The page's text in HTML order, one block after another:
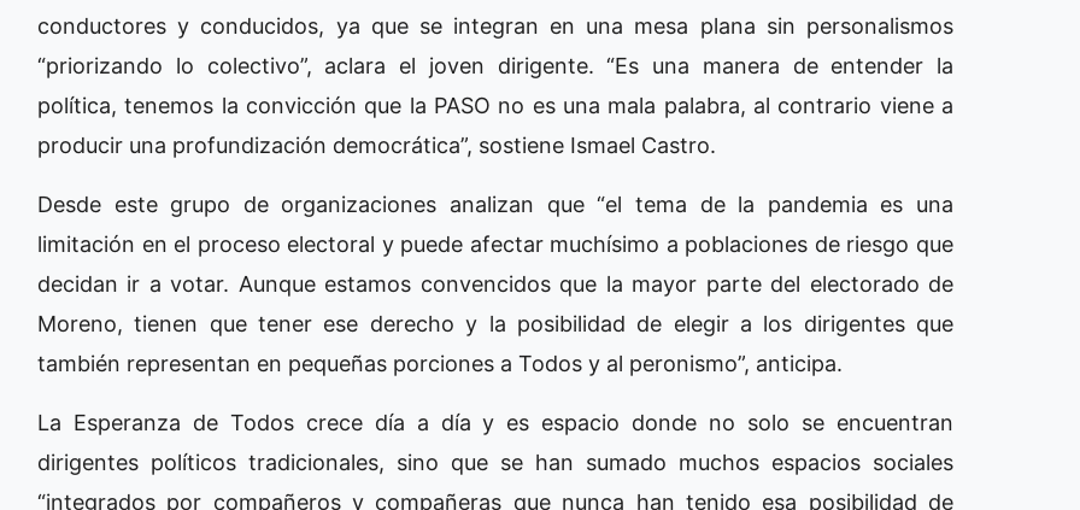
conductores y conducidos, ya que se integran en una mesa plana sin personalismos
“priorizando lo colectivo”, aclara el joven dirigente. “Es una manera de entender la
política, tenemos la convicción que la PASO no es una mala palabra, al contrario viene a
producir una profundización democrática”, sostiene Ismael Castro.
Desde este grupo de organizaciones analizan que “el tema de la pandemia es una
limitación en el proceso electoral y puede afectar muchísimo a poblaciones de riesgo que
decidan ir a votar. Aunque estamos convencidos que la mayor parte del electorado de
Moreno, tienen que tener ese derecho y la posibilidad de elegir a los dirigentes que
también representan en pequeñas porciones a Todos y al peronismo”, anticipa.
La Esperanza de Todos crece día a día y es espacio donde no solo se encuentran
dirigentes políticos tradicionales, sino que se han sumado muchos espacios sociales
“integrados por compañeros y compañeras que nunca han tenido esa posibilidad de